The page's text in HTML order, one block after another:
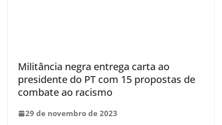
Militância negra entrega carta ao
presidente do PT com 15 propostas de
combate ao racismo
29 de novembro de 2023